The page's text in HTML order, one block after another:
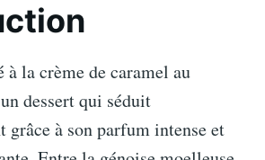
à la crème de caramel au
dessert qui séduit
grâce à son parfum intense et